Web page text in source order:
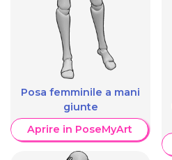
Posa femminile a mani
giunte
Aprire in PoseMyArt